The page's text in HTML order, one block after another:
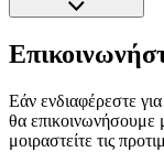
Εάν ενδιαφέρεστε
θα επικοινωνήσουμε
μοιραστείτε τις